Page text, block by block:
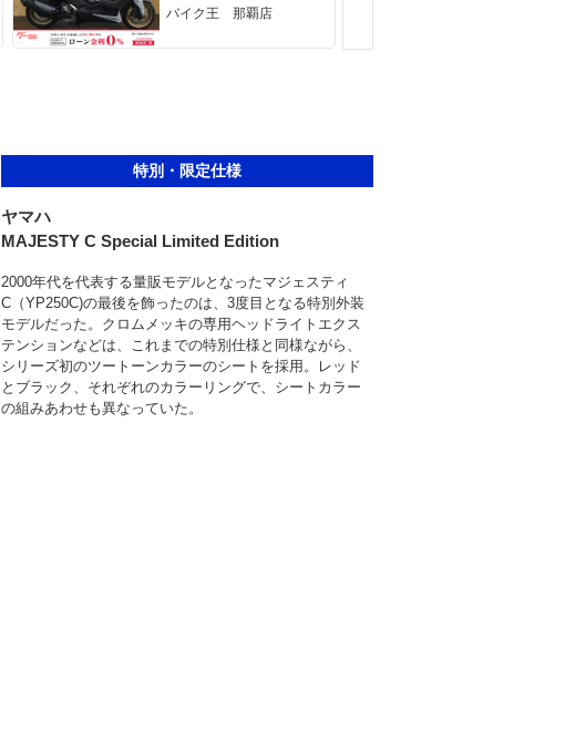
バイク王 那覇店
特別・限定仕様
ヤマハ
MAJESTY C Special Limited Edition
2000年代を代表する量販モデルとなったマジェスティ
C（YP250C)の最後を飾ったのは、3度目となる特別外装
モデルだった。クロムメッキの専用ヘッドライトエクス
テンションなどは、これまでの特別仕様と同様ながら、
シリーズ初のツートーンカラーのシートを採用。レッド
とブラック、それぞれのカラーリングで、シートカラー
の組みあわせも異なっていた。